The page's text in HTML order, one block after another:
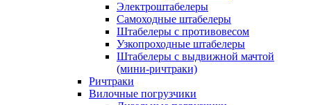
Электроштабелеры
Самоходные штабелеры
Штабелеры с противовесом
Узкопроходные штабелеры
Штабелеры с выдвижной мачтой
(мини-ричтраки)
Ричтраки
Вилочные погрузчики